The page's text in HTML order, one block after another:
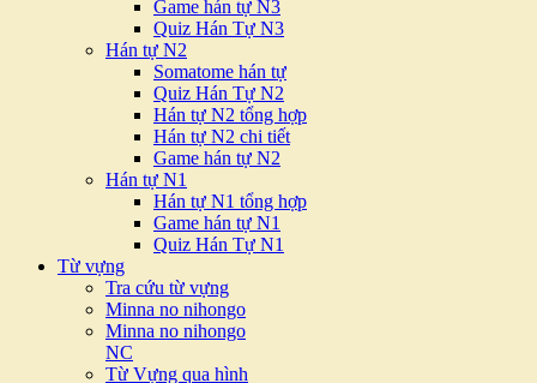
Game hán tự N3
Quiz Hán Tự N3
Hán tự N2
Somatome hán tự
Quiz Hán Tự N2
Hán tự N2 tổng hợp
Hán tự N2 chi tiết
Game hán tự N2
Hán tự N1
Hán tự N1 tổng hợp
Game hán tự N1
Quiz Hán Tự N1
Từ vựng
Tra cứu từ vựng
Minna no nihongo
Minna no nihongo
NC
Từ Vựng qua hình